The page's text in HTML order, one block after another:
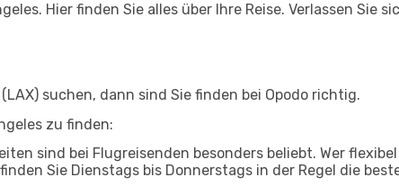
Hier finden Sie alles über Ihre Reise. Verlassen Sie
suchen, dann sind Sie finden bei Opodo richtig.
zu finden:
sind bei Flugreisenden besonders beliebt. Wer
Sie Dienstags bis Donnerstags in der Regel die